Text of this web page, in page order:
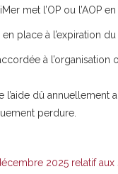
met l’OP ou
place à l’expiration
à
l’aide dû
perdure.
2025 relatif